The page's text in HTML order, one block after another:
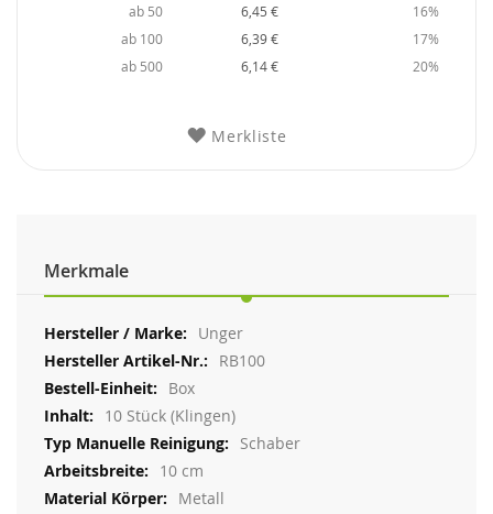
ab 50
6,45 €
16%
ab 100
6,39 €
17%
ab 500
6,14 € 20%
Merkliste
Merkmale
Weitere
Informationen
Unger
RB100
Box
10 Stück (Klingen)
Schaber
10 cm
Metall